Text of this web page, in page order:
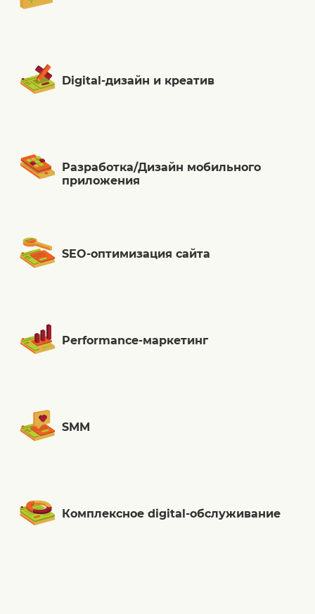
Digital-дизайн и креатив
Разработка/Дизайн мобильного
приложения
SEO-оптимизация сайта
Performance-маркетинг
SMM
Комплексное digital-обслуживание